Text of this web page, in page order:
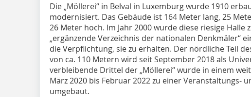
Die „Möllerei“ in Belval in Luxemburg wurde 1910
modernisiert. Das Gebäude ist 164 Meter lang, 25
26 Meter hoch. Im Jahr 2000 wurde diese riesige Halle
„ergänzende Verzeichnis der nationalen Denkmäler“
die Verpflichtung, sie zu erhalten. Der nördliche Teil
von ca. 110 Metern wird seit September 2018 als
verbleibende Drittel der „Möllerei“ wurde in einem
März 2020 bis Februar 2022 zu einer Veranstaltungs-
umgebaut.